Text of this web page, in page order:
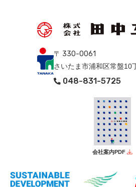
〒 330-0061
さいたま市浦和区常盤10
048-831-5725
会社案内PDF